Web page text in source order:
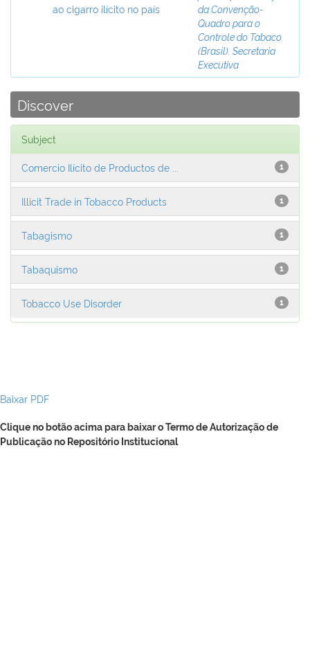
ao cigarro ilícito no país
da Convenção-
Quadro para o
Controle do Tabaco
(Brasil). Secretaria
Executiva
Discover
Subject
1
Comercio Ilícito de Productos de ...
1
Illicit Trade in Tobacco Products
1
Tabagismo
1
Tabaquismo
1
Tobacco Use Disorder
Baixar PDF
Clique no botão acima para baixar o Termo de Autorização de
Publicação no Repositório Institucional